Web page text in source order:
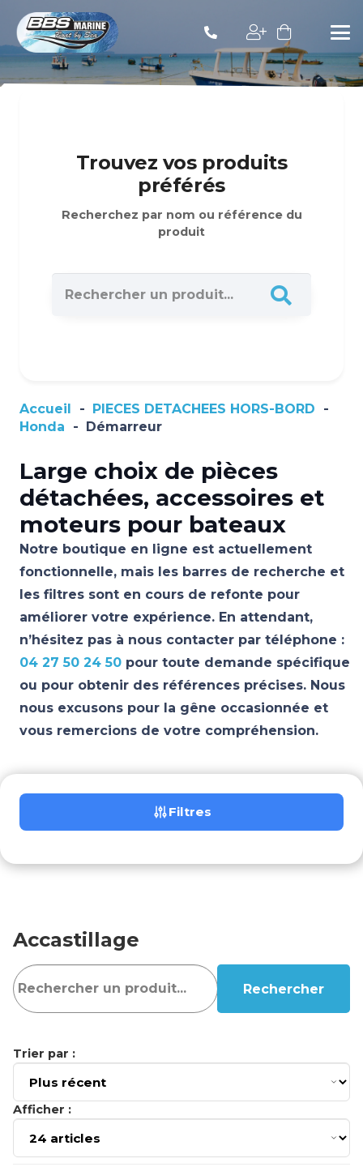
Trouvez vos produits
préférés
Recherchez par nom ou référence du
produit
Accueil - PIECES DETACHEES HORS-BORD
-
Honda
- Démarreur
Large choix de pièces
détachées, accessoires et
moteurs pour bateaux
Notre boutique en ligne est actuellement
fonctionnelle, mais les barres de recherche et
les filtres sont en cours de refonte pour
améliorer votre expérience. En attendant,
n’hésitez pas à nous contacter par téléphone :
04 27 50 24 50 pour toute demande spécifique
ou pour obtenir des références précises. Nous
nous excusons pour la gêne occasionnée et
vous remercions de votre compréhension.
Filtres
Accastillage
Rechercher
Trier par :
Afficher :